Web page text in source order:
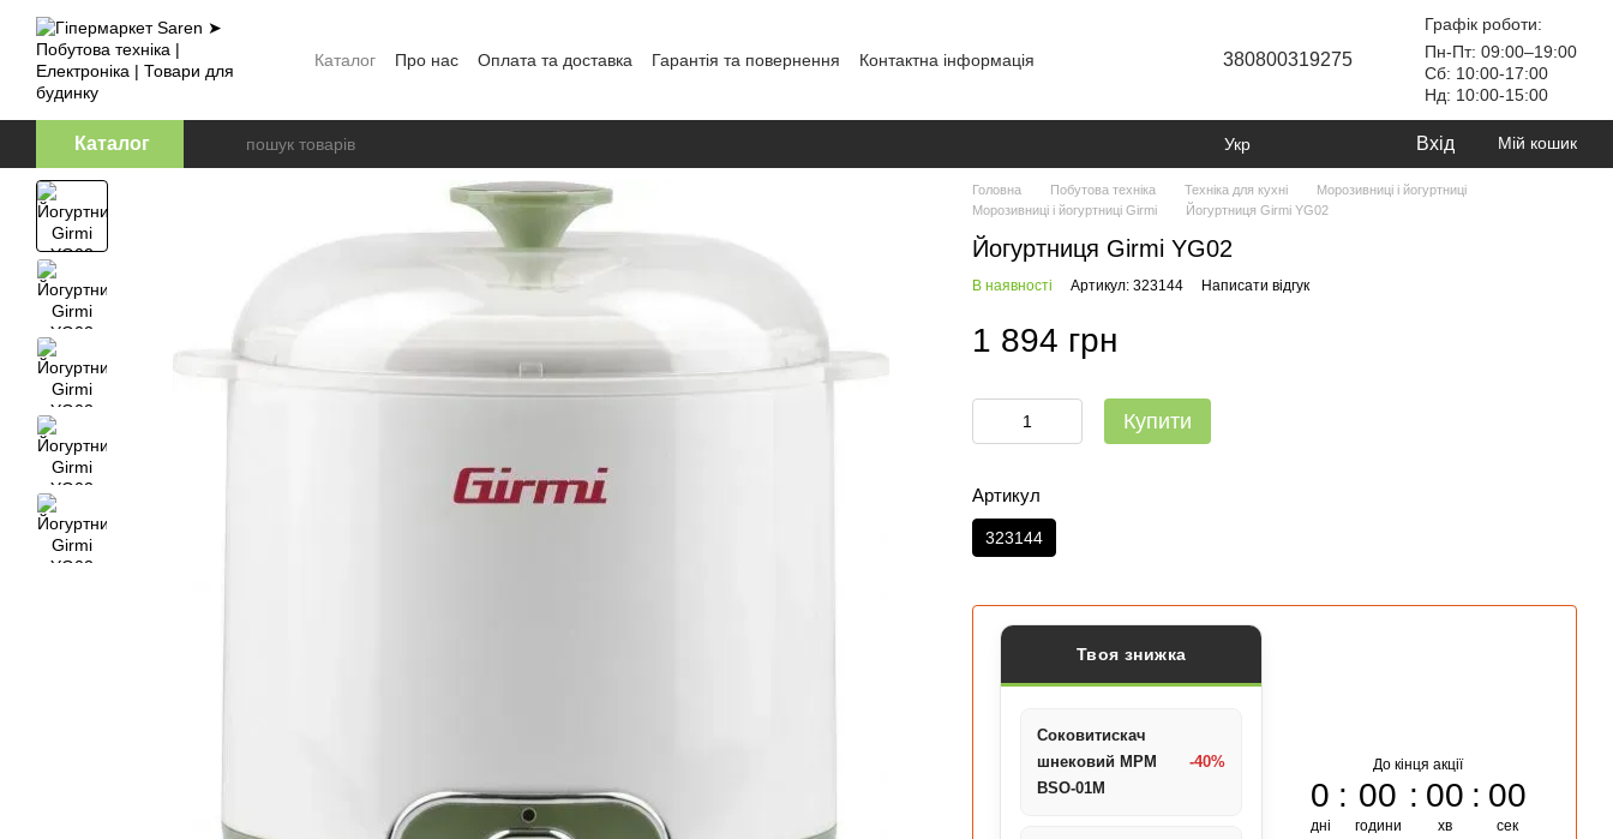
Перейти к основному контенту
Каталог Про нас Оплата та доставка Гарантія та повернення
Контактна інформація
380800319275
Графік роботи:
Пн-Пт: 09:00–19:00
Сб: 10:00-17:00
Нд: 10:00-15:00
Каталог Укр Вхід Мій кошик
Головна Побутова техніка Техніка для кухні
Морозивниці і йогуртниці
Морозивниці і йогуртниці Girmi
Йогуртниця Girmi YG02
Йогуртниця Girmi YG02
В наявності Артикул: 323144 Написати відгук
1 894 грн
Купити
Артикул
323144
Твоя знижка
Соковитискач
шнековий MPM
BSO-01M
-40% До кінця акції
0
дні
00
години
00
хв
00
сек